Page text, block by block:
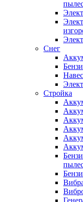
Снег
Стройка